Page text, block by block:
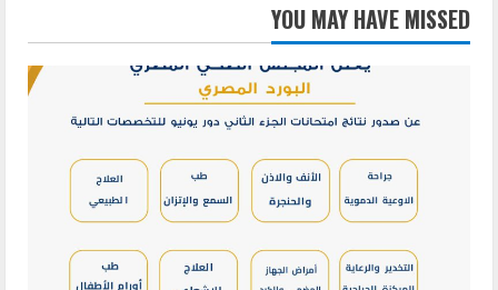
YOU MAY HAVE MISSED